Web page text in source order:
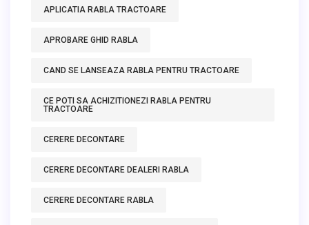
APLICATIA RABLA TRACTOARE
APROBARE GHID RABLA
CAND SE LANSEAZA RABLA PENTRU TRACTOARE
CE POTI SA ACHIZITIONEZI RABLA PENTRU
TRACTOARE
CERERE DECONTARE
CERERE DECONTARE DEALERI RABLA
CERERE DECONTARE RABLA